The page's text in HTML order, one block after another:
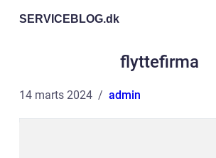
SERVICEBLOG.dk
flyttefirma
14 marts 2024 admin